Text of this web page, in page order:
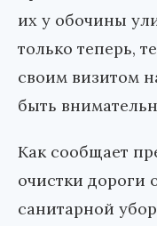
их у обочины
только теперь,
своим визитом
быть
Как сообщает
очистки дороги
санитарной